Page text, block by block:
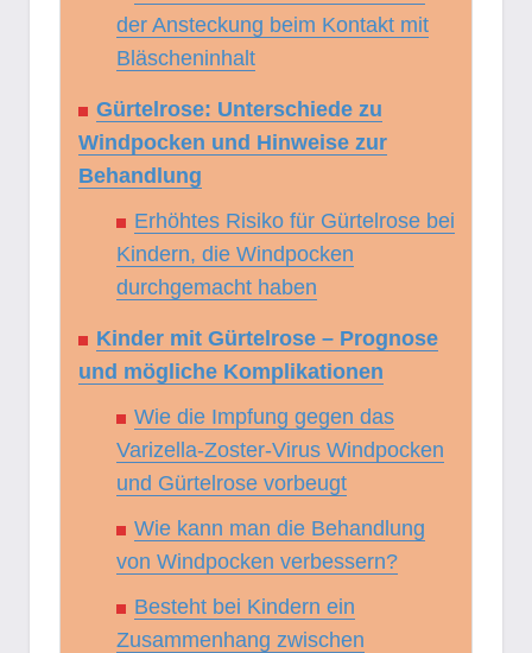
der Ansteckung beim Kontakt mit
Bläscheninhalt
Gürtelrose: Unterschiede zu
Windpocken und Hinweise zur
Behandlung
Erhöhtes Risiko für Gürtelrose bei
Kindern, die Windpocken
durchgemacht haben
Kinder mit Gürtelrose – Prognose
und mögliche Komplikationen
Wie die Impfung gegen das
Varizella-Zoster-Virus Windpocken
und Gürtelrose vorbeugt
Wie kann man die Behandlung
von Windpocken verbessern?
Besteht bei Kindern ein
Zusammenhang zwischen